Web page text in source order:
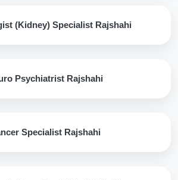
(Kidney) Specialist Rajshahi
Psychiatrist Rajshahi
Specialist Rajshahi